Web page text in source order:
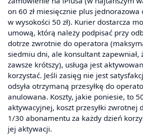
on 60 zł miesięcznie plus jednorazowa
w wysokości 50 zł). Kurier dostarcza
umową, którą należy podpisać przy
dotrze zwrotnie do operatora
siedmiu dni, ale konsultant zapewniał,
zawsze krótszy), usługa jest
korzystać. Jeśli zasięg nie jest
odsyła otrzymaną przesyłkę do
anulowana. Koszty, jakie poniesie, to 50
aktywacyjnej, koszt przesyłki zwrotnej
1/30 abonamentu za każdy dzień
jej aktywacji.